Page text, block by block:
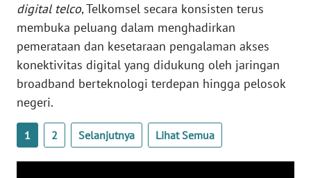
digital telco, Telkomsel secara konsisten terus
membuka peluang dalam menghadirkan
pemerataan dan kesetaraan pengalaman akses
konektivitas digital yang didukung oleh jaringan
broadband berteknologi terdepan hingga pelosok
negeri.
1 2 Selanjutnya Lihat Semua
SULTRA
WN
NTB
WN
SULTENG
WN
SULBAR